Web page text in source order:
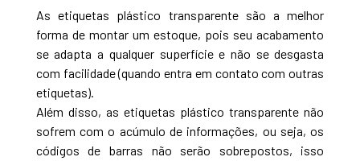
As etiquetas plástico transparente são a melhor
forma de montar um estoque, pois seu acabamento
se adapta a qualquer superfície e não se desgasta
com facilidade (quando entra em contato com outras
etiquetas).
Além disso, as etiquetas plástico transparente não
sofrem com o acúmulo de informações, ou seja, os
códigos de barras não serão sobrepostos, isso